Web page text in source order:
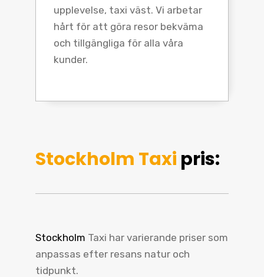
upplevelse, taxi väst. Vi arbetar
hårt för att göra resor bekväma
och tillgängliga för alla våra
kunder.
Stockholm Taxi pris:
Stockholm Taxi har varierande priser som
anpassas efter resans natur och
tidpunkt.